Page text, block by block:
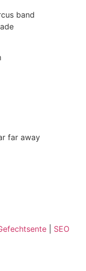
band
far away
SEO